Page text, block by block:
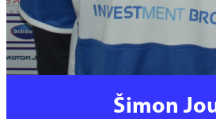
Šimon